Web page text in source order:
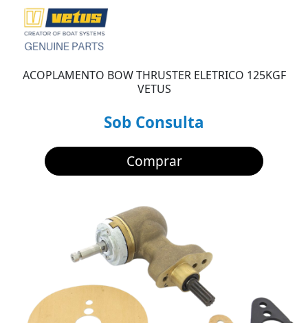
ACOPLAMENTO BOW THRUSTER ELETRICO 125KGF
VETUS
Sob Consulta
Comprar